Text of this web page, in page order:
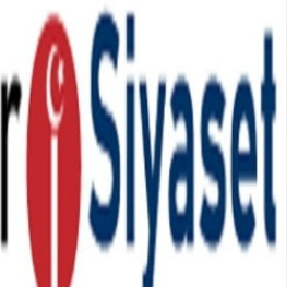
Çiftçi’den Devlet Bahçeli’ye “Terörsüz